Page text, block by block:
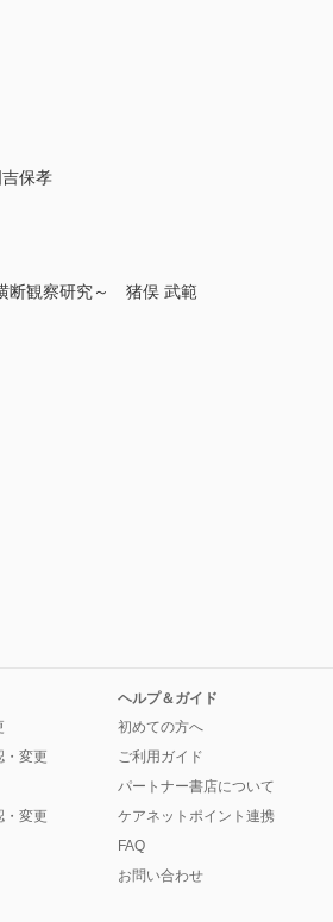
保孝
断観察研究～ 猪俣 武範
・変更
・変更
ヘルプ＆ガイド
初めての方へ
ご利用ガイド
パートナー書店について
ケアネットポイント連携
FAQ
お問い合わせ